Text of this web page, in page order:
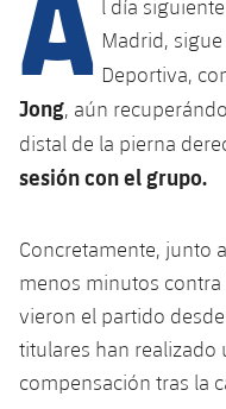
plusicon
más
Instalaciones
Palau Blaugrana
Estadi Johan Cruyff
Barça Cafe
SUB13
SUB12
SUB11 A
SUB10 A
SUB10 B
SUB13 B
SUB12 C
SUB11 C
Entradas
Gameday Shows
Resultados
Clasificación
Fotos
Base
Barça Atlètic
Cadete A
Cadete B
Infantil A
Campus Verano
PLUSICON
Primer Equipo
plusicon
más
Calendario
Entradas
Resultados
Actualidad
Calendario
Resultados
plusicon
más
Actualidad
Juvenil
PLUSICON
MÁS
Primer equipo
l día
Madrid,
Deportiva,
Jong, aún
distal de la pierna
sesión con el grupo.
Concretamente, junto
menos minutos
vieron el partido
titulares han realizado
compensación tras la